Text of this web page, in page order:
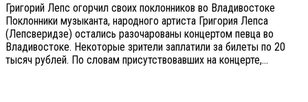
Григорий Лепс огорчил своих поклонников во Владивостоке
Поклонники музыканта, народного артиста Григория Лепса
(Лепсверидзе) остались разочарованы концертом певца во
Владивостоке. Некоторые зрители заплатили за билеты по 20
тысяч рублей. По словам присутствовавших на концерте,...